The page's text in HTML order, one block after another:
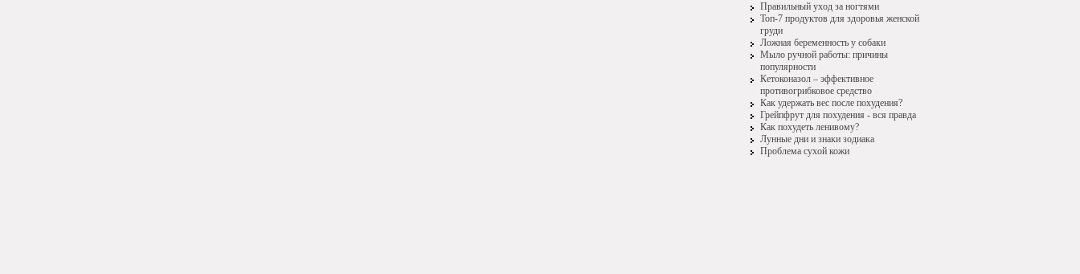
Правильный уход за ногтями
Топ-7 продуктов для здоровья женской
груди
Ложная беременность у собаки
Мыло ручной работы: причины
популярности
Кетоконазол – эффективное
противогрибковое средство
Как удержать вес после похудения?
Грейпфрут для похудения - вся правда
Как похудеть ленивому?
Лунные дни и знаки зодиака
Проблема сухой кожи